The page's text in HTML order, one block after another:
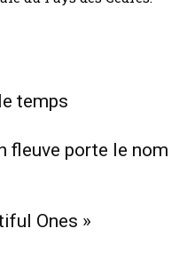
temps
fleuve porte le nom
Ones »